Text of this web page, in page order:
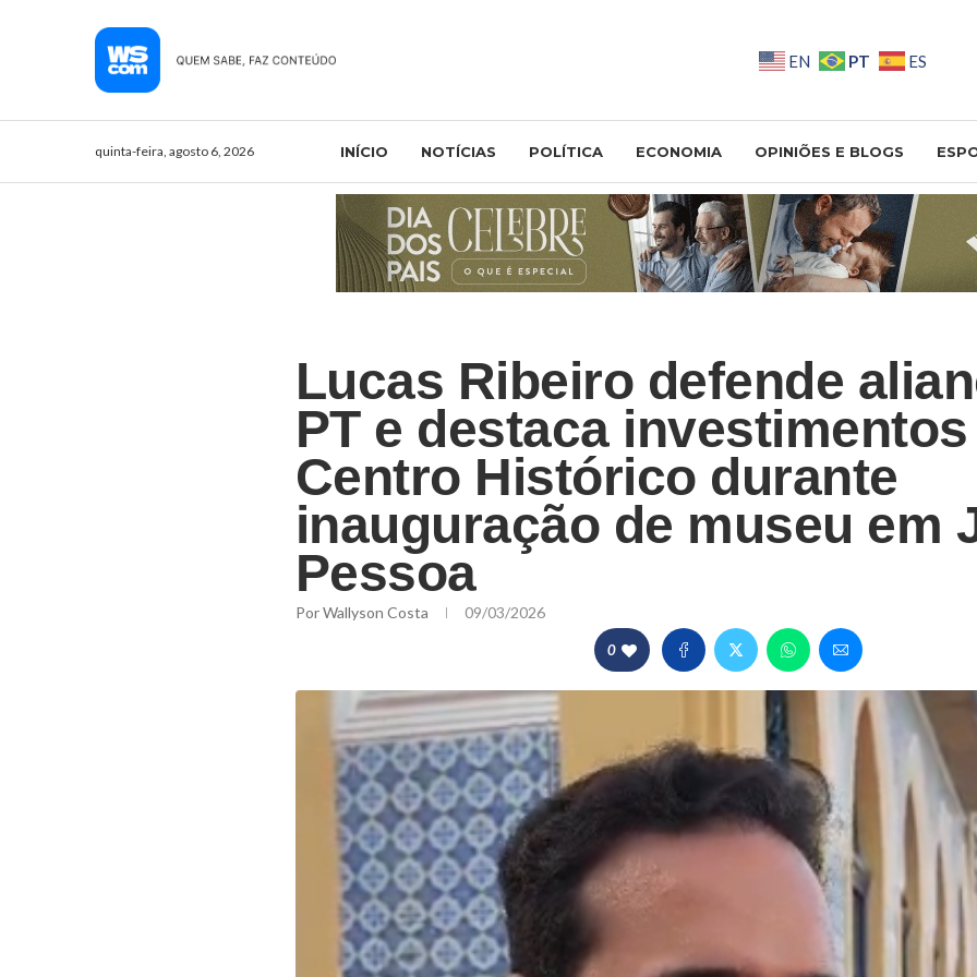
EN PT ES
quinta-feira, agosto 6, 2026 INÍCIO NOTÍCIAS POLÍTICA ECONOMIA OPINIÕES E BLOGS
Lucas Ribeiro defende
PT e destaca
Centro Histórico durante
inauguração de museu em
Pessoa
PorWallyson Costa 09/03/2026
0